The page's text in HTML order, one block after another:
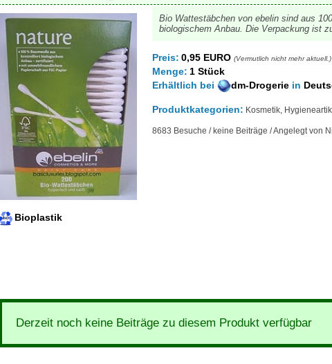
Bioplastik
Bio Wattestäbchen von ebelin sind aus
biologischem Anbau. Die Verpackung ist
Preis: 0,95 EURO (Vermutlich nicht mehr aktuell.)
Menge: 1 Stück
Erhältlich bei dm-Drogerie in
Produktkategorien: Kosmetik,
8683 Besuche / keine Beiträge / Angelegt von
Derzeit noch keine Beiträge zu diesem Produkt verfügbar